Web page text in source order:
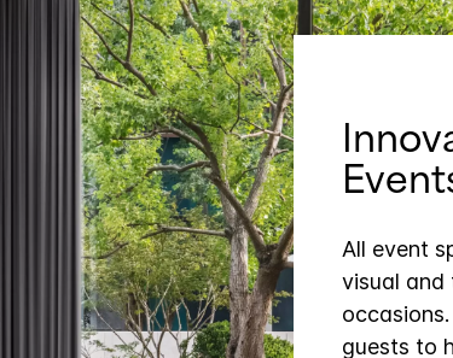
All event
visual and
guests to